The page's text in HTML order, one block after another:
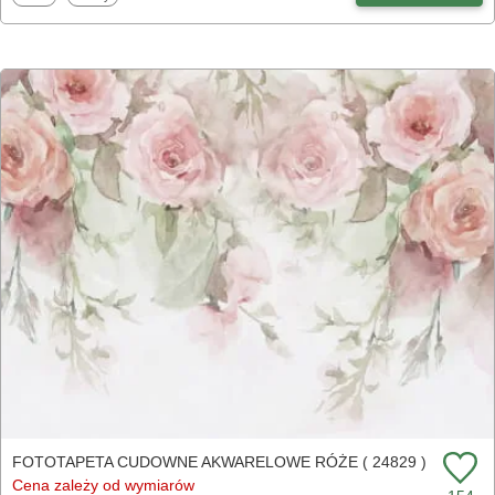
FOTOTAPETA CUDOWNE AKWARELOWE RÓŻE ( 24829 )
Cena zależy od wymiarów